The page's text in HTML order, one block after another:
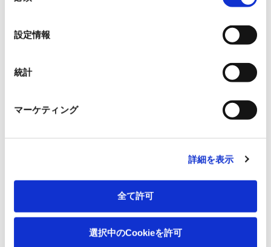
設定情報
統計
マーケティング
詳細を表示
全て許可
選択中のCookieを許可